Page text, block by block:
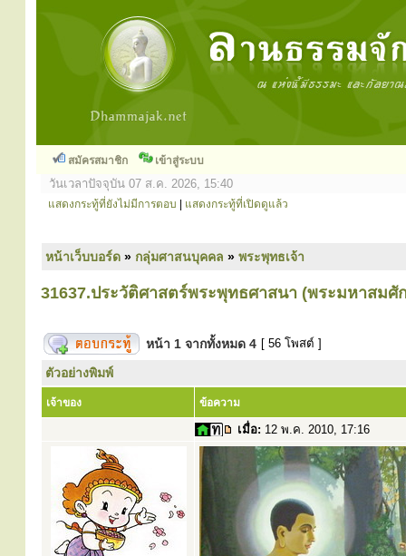
สมัครสมาชิก เข้าสู่ระบบ
วันเวลาปัจจุบัน 07 ส.ค. 2026, 15:40
แสดงกระทู้ที่ยังไม่มีการตอบ แสดงกระทู้ที่เปิดดูแล้ว
หน้าเว็บบอร์ด » กลุ่มศาสนบุคคล » พระพุทธเจ้า
31637.ประวัติศาสตร์พระพุทธศาสนา (พระมหาสม
หน้า 1 จากทั้งหมด 4 [ 56 โพสต์ ]
ตัวอย่างพิมพ์
เจ้าของ ข้อความ
เมื่อ: 12 พ.ค. 2010, 17:16